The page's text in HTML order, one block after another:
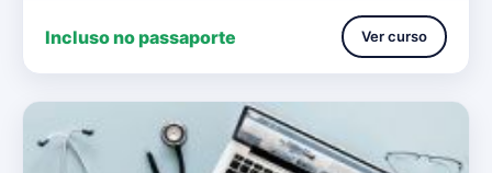
Incluso no passaporte Ver curso